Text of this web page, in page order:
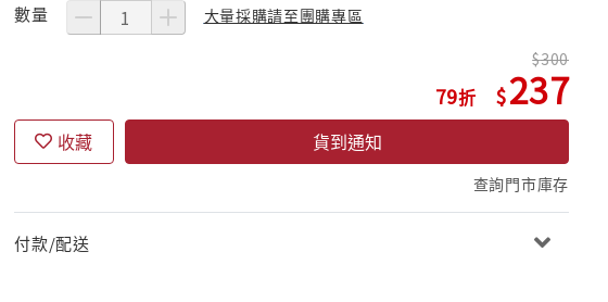
數量 大量採購請至團購專區
79
300
237
收藏 貨到通知
查詢門市庫存
付款/配送